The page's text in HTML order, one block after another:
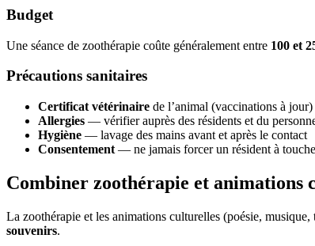
Budget
Une séance de zoothérapie coûte généralement entre 100 et
Précautions sanitaires
Certificat vétérinaire de l’animal (vaccinations à jour)
Allergies — vérifier auprès des résidents et du
Hygiène — lavage des mains avant et après le contact
Consentement — ne jamais forcer un résident à
Combiner zoothérapie et animations
La zoothérapie et les animations culturelles (poésie, musique,
souvenirs.